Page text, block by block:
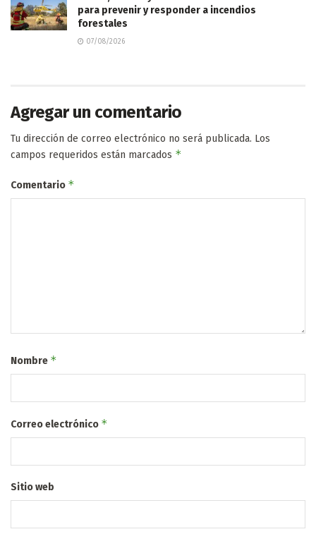
para prevenir y responder a incendios
forestales
07/08/2026
Agregar un comentario
Tu dirección de correo electrónico no será publicada. Los
campos requeridos están marcados *
Comentario *
Nombre *
Correo electrónico *
Sitio web